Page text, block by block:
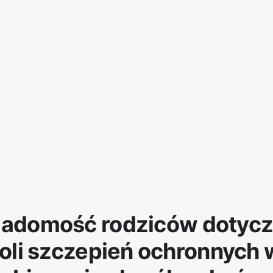
rodziców
szczepień ochronnych